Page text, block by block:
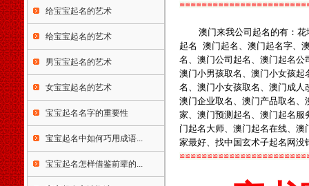
木市宁夏回族自治区银川市灵
武市吴忠市固原市中卫市石嘴
山市青铜峡市新疆维吾尔自治
区哈密市和田市喀什市昌吉市
阜康市米泉市博乐市伊宁市奎
屯市塔城市乌苏市石河子市阿
拉尔市五家渠市吐鲁番市阿克
苏市阿图什市库尔勒市阿勒泰
市乌鲁木齐市克拉玛依市图木
东区观塘区南区湾仔区离岛区
葵青区北区西贡区沙田区屯门
给宝宝起名的艺术
给宝宝起名的艺术
男宝宝起名的艺术
女宝宝起名的艺术
宝宝起名名字的重要性
宝宝起名中如何巧用成语...
宝宝起名怎样借鉴前辈的...
澳门来我公司起名的有：
起名 澳门起名、澳门起名字、
名、澳门公司起名、澳门起名公
澳门小男孩取名、澳门小女孩
名、澳门小女孩取名、澳门成
澳门企业取名、澳门产品取名
家、澳门预测起名、澳门起名
门起名大师、澳门起名在线、澳
家最好、找中国玄术子起名网没